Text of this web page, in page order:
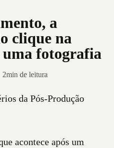
a
clique na
uma fotografia
2min de leitura
da Pós-Produção
acontece após um